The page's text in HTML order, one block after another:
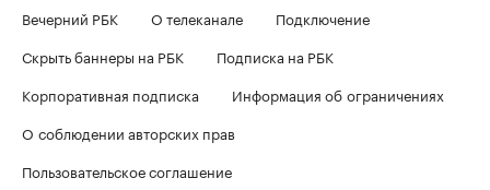
Вечерний РБК
О телеканале
Подключение
Скрыть баннеры на РБК
Подписка на РБК
Корпоративная подписка
Информация об ограничениях
О соблюдении авторских прав
Пользовательское соглашение